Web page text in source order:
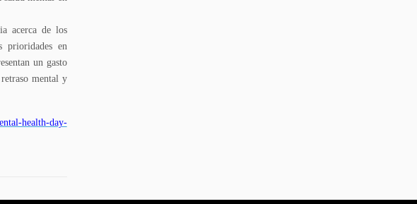
acerca de los
prioridades en
un gasto
mental y
health-day-